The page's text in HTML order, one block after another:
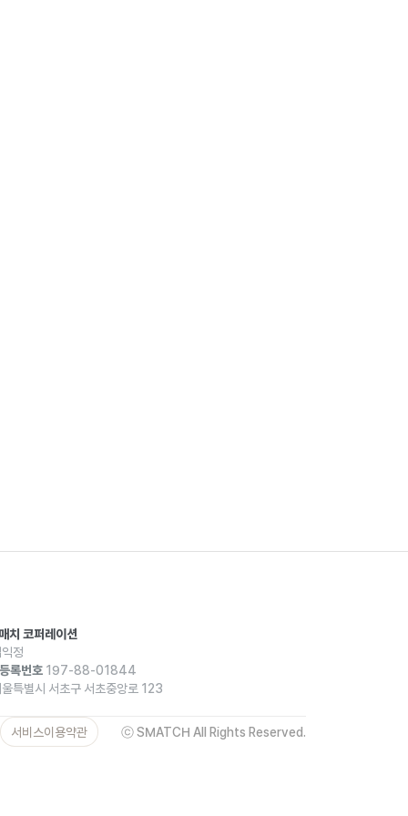
치 코퍼레이션
정
록번호197-88-01844
특별시 서초구 서초중앙로 123
서비스이용약관 ⓒ SMATCH All Rights Reserved.